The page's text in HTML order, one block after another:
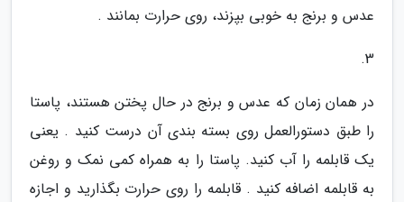
عدس و برنج به خوبی بپزند، روی حرارت بمانند .
3.
در همان زمان که عدس و برنج در حال پختن هستند، پاستا
را طبق دستورالعمل روی بسته بندی آن درست کنید . یعنی
یک قابلمه را آب کنید. پاستا را به همراه کمی نمک و روغن
به قابلمه اضافه کنید . قابلمه را روی حرارت بگذارید و اجازه